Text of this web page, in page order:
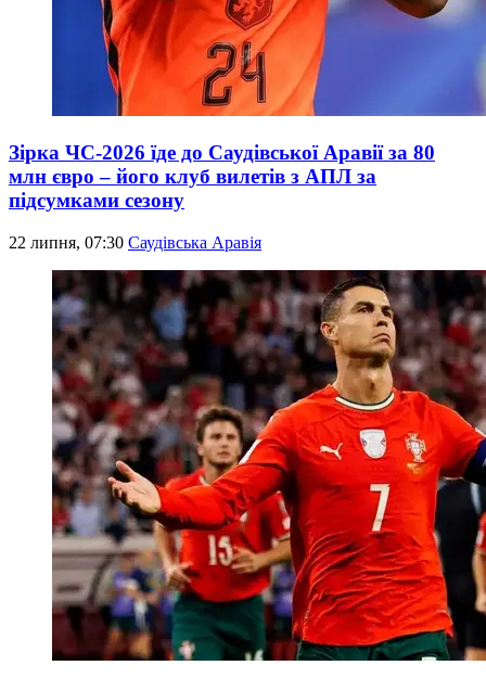
Зірка ЧС-2026 їде до Саудівської Аравії за 80
млн євро – його клуб вилетів з АПЛ за
підсумками сезону
22 липня, 07:30 Саудівська Аравія